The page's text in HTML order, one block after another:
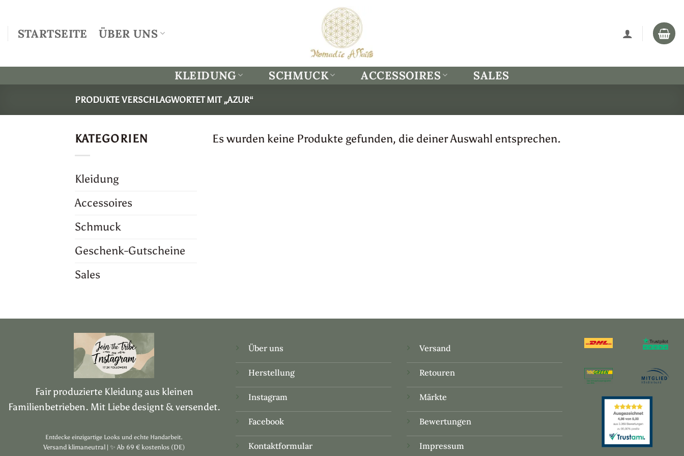
Inhalt
springen
STARTSEITE ÜBER UNS
KLEIDUNG SCHMUCK ACCESSOIRES SALES
PRODUKTE VERSCHLAGWORTET MIT „AZUR“
KATEGORIEN
Kleidung
Accessoires
Schmuck
Geschenk-Gutscheine
Sales
Es wurden keine Produkte gefunden, die deiner Auswahl entsprechen.
Fair produzierte Kleidung aus kleinen
Familienbetrieben. Mit Liebe designt & versendet.
Entdecke einzigartige Looks und echte Handarbeit.
Versand klimaneutral | ✨ Ab 69 € kostenlos (DE)
Über uns
Herstellung
Instagram
Facebook
Kontaktformular
Versand
Retouren
Märkte
Bewertungen
Impressum